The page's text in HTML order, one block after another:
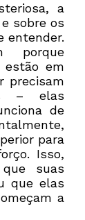
a
sobre os
entender.
porque
estão em
precisam
– elas
de
para
Isso,
suas
que elas
a